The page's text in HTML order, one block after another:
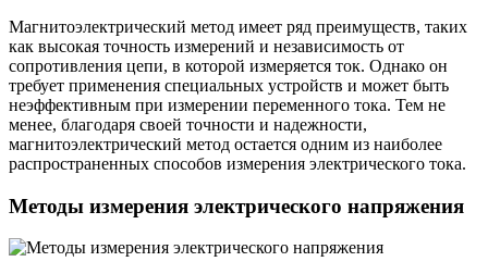
Магнитоэлектрический метод имеет ряд преимуществ, таких
как высокая точность измерений и независимость от
сопротивления цепи, в которой измеряется ток. Однако он
требует применения специальных устройств и может быть
неэффективным при измерении переменного тока. Тем не
менее, благодаря своей точности и надежности,
магнитоэлектрический метод остается одним из наиболее
распространенных способов измерения электрического тока.
Методы измерения электрического напряжения